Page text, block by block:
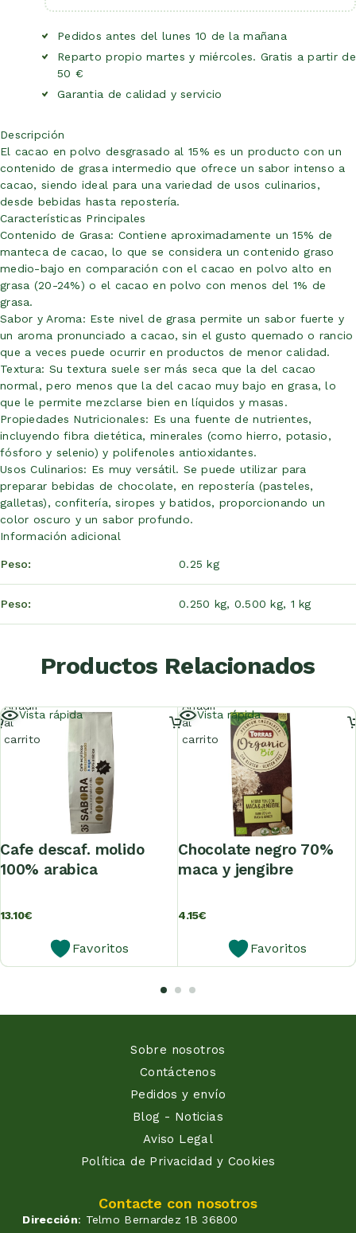
Pedidos antes del lunes 10 de la mañana
Reparto propio martes y miércoles. Gratis a partir de
50 €
Garantia de calidad y servicio
Descripción
El cacao en polvo desgrasado al 15% es un producto con un
contenido de grasa intermedio que ofrece un sabor intenso a
cacao, siendo ideal para una variedad de usos culinarios,
desde bebidas hasta repostería.
Características Principales
Contenido de Grasa: Contiene aproximadamente un 15% de
manteca de cacao, lo que se considera un contenido graso
medio-bajo en comparación con el cacao en polvo alto en
grasa (20-24%) o el cacao en polvo con menos del 1% de
grasa.
Sabor y Aroma: Este nivel de grasa permite un sabor fuerte y
un aroma pronunciado a cacao, sin el gusto quemado o rancio
que a veces puede ocurrir en productos de menor calidad.
Textura: Su textura suele ser más seca que la del cacao
normal, pero menos que la del cacao muy bajo en grasa, lo
que le permite mezclarse bien en líquidos y masas.
Propiedades Nutricionales: Es una fuente de nutrientes,
incluyendo fibra dietética, minerales (como hierro, potasio,
fósforo y selenio) y polifenoles antioxidantes.
Usos Culinarios: Es muy versátil. Se puede utilizar para
preparar bebidas de chocolate, en repostería (pasteles,
galletas), confitería, siropes y batidos, proporcionando un
color oscuro y un sabor profundo.
Información adicional
Peso 0.25 kg
Peso 0.250 kg, 0.500 kg, 1 kg
Productos Relacionados
Vista rápida
cafe descaf. molido
100% arabica
13.10€
Favoritos
Añadir
al
carrito
Vista rápida
chocolate negro 70%
maca y jengibre
4.15€
Favoritos
Añadir
al
carrito
Sobre nosotros
Contáctenos
Pedidos y envío
Blog - Noticias
Aviso Legal
Política de Privacidad y Cookies
Contacte con nosotros
Dirección: Telmo Bernardez 1B 36800